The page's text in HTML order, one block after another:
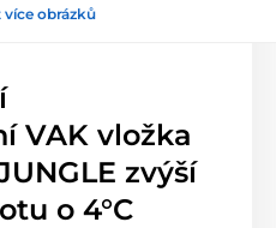
více obrázků
VAK vložka
zvýší
o 4°C